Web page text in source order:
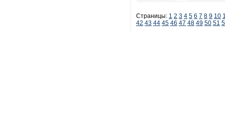
Страницы: 1 2 3 4 5 6 7 8 9 10
42 43 44 45 46 47 48 49 50 51